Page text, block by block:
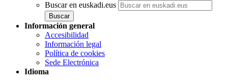
Buscar en euskadi.eus
Información general
Accesibilidad
Información legal
Política de cookies
Sede Electrónica
Idioma